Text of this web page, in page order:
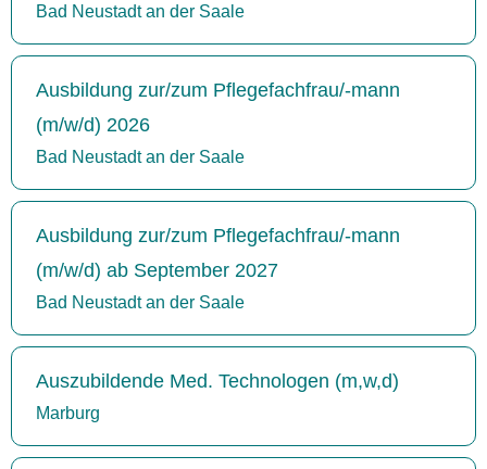
Bad Neustadt an der Saale
Ausbildung zur/zum Pflegefachfrau/-mann
(m/w/d) 2026
Bad Neustadt an der Saale
Ausbildung zur/zum Pflegefachfrau/-mann
(m/w/d) ab September 2027
Bad Neustadt an der Saale
Auszubildende Med. Technologen (m,w,d)
Marburg